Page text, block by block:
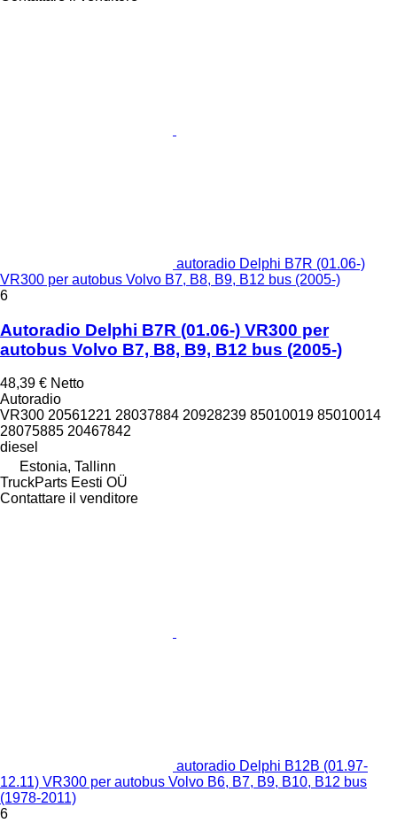
autoradio Delphi B7R (01.06-)
VR300 per autobus Volvo B7, B8, B9, B12 bus (2005-)
6
Autoradio Delphi B7R (01.06-) VR300 per
autobus Volvo B7, B8, B9, B12 bus (2005-)
48,39 € Netto
Autoradio
VR300 20561221 28037884 20928239 85010019 85010014
28075885 20467842
diesel
Estonia, Tallinn
TruckParts Eesti OÜ
Contattare il venditore
autoradio Delphi B12B (01.97-
12.11) VR300 per autobus Volvo B6, B7, B9, B10, B12 bus
(1978-2011)
6